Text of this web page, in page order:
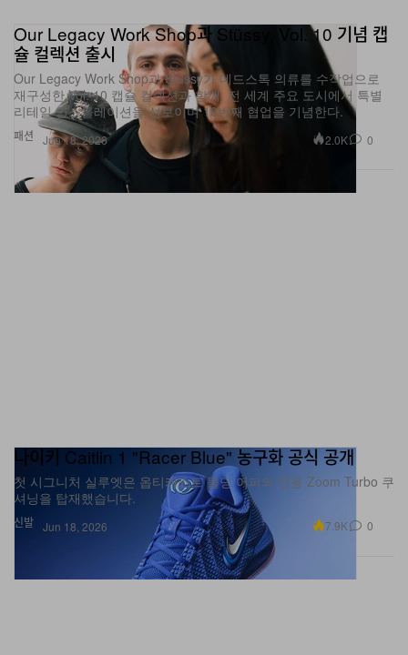
패션
Our Legacy Work Shop과 Stüssy, Vol. 10 기념 캡
슐 컬렉션 출시
Our Legacy Work Shop과 Stüssy가 데드스톡 의류를 수작업으로
재구성한 Vol. 10 캡슐 컬렉션과 함께, 전 세계 주요 도시에서 특별
리테일 인스톨레이션을 선보이며 10번째 협업을 기념한다.
Jun 18, 2026 2.0K 0
신발
나이키 Caitlin 1 "Racer Blue" 농구화 공식 공개
첫 시그니처 실루엣은 옵티캐스트 몰딩 어퍼와 전용 Zoom Turbo 쿠
셔닝을 탑재했습니다.
Jun 18, 2026 7.9K 0